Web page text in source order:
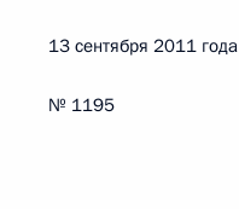
13 сентября 2011 года
№ 1195